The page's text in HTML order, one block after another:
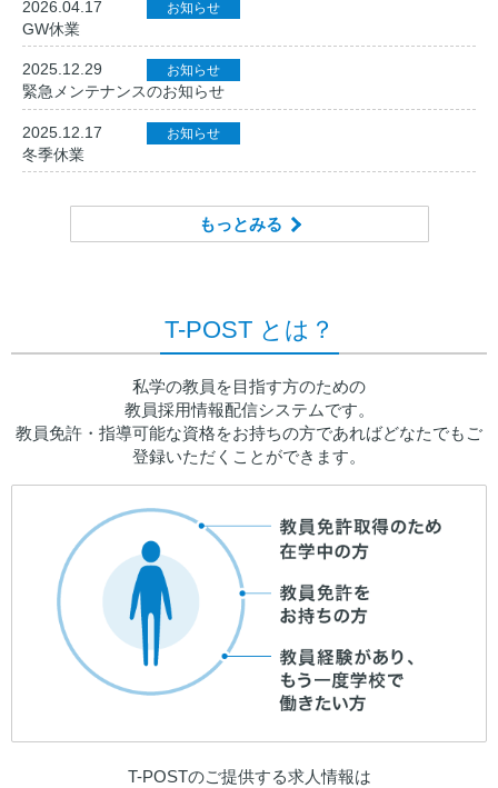
2026.04.17 お知らせ
GW休業
2025.12.29 お知らせ
緊急メンテナンスのお知らせ
2025.12.17 お知らせ
冬季休業
もっとみる
T-POST とは？
私学の教員を目指す方のための
教員採用情報配信システムです。
教員免許・指導可能な資格をお持ちの方であればどなたでもご
登録いただくことができます。
T-POSTのご提供する求人情報は